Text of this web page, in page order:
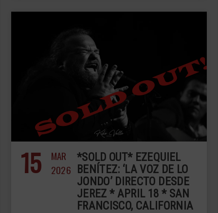
15
MAR
2026
*SOLD OUT* EZEQUIEL
BENÍTEZ: ‘LA VOZ DE LO
JONDO’ DIRECTO DESDE
JEREZ * APRIL 18 * SAN
FRANCISCO, CALIFORNIA